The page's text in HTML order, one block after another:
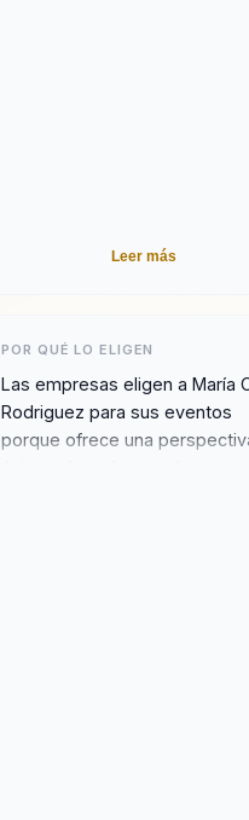
Leer más
POR QUÉ LO ELIGEN
Las empresas eligen a María
Rodriguez para sus eventos
porque ofrece una